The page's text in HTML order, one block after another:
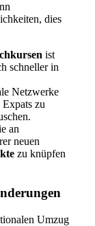
dies
ist
schneller in
Netzwerke
zu
an
neuen
zu knüpfen
Umzug